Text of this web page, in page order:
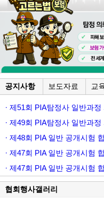
공지사항 보도자료 교
· 제51회 PIA탐정사 일반과
· 제49회 PIA탐정사 일반과
· 제48회 PIA 일반 공개시험
· 제47회 PIA 일반 공개시험
· 제47회 PIA 일반 공개시험
협회행사갤러리